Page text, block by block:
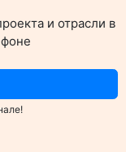
и отрасли в